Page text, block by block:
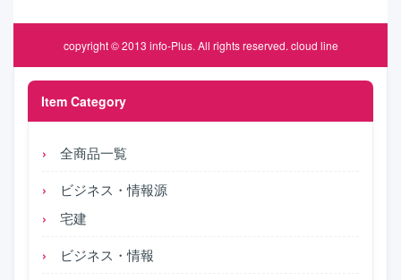
Item Category
全商品一覧
ビジネス・情報源
宅建
ビジネス・情報
copyright © 2013 info-Plus. All rights reserved. cloud line